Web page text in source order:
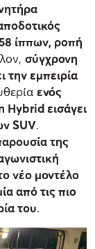
ίππων, ροπή
σύγχρονη
την εμπειρία
ενός
Hybrid εισάγει
SUV.
της
νέο μοντέλο
από τις πιο
του.